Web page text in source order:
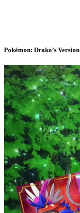
Pokémon: Drako’s Version